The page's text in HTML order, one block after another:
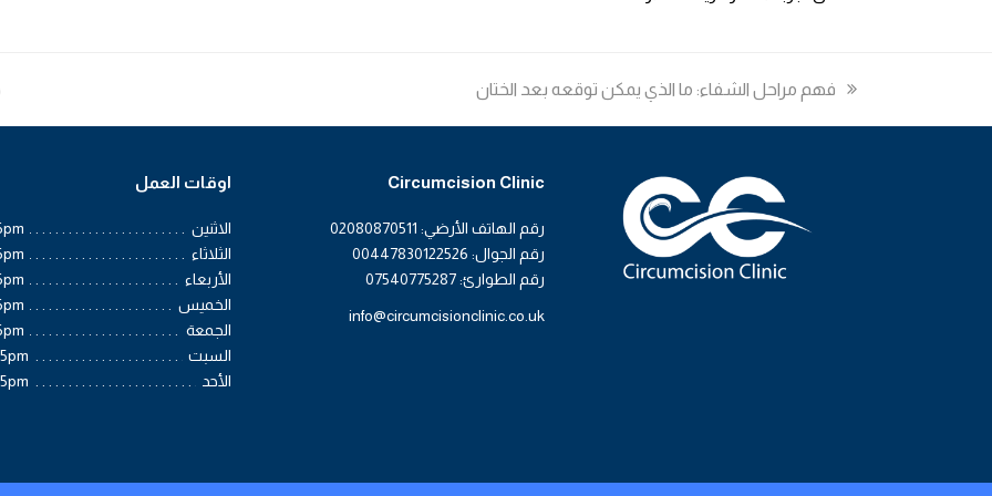
previous
فهم مراحل الشفاء: ما الذي يمكن توقعه بعد الختان
Circumcision Clinic
رقم الهاتف الأرضي: 02080870511
رقم الجوال: 00447830122526
رقم الطوارئ: 07540775287
info@circumcisionclinic.co.uk
اوقات العمل
الاثنين
الثلاثاء
الأربعاء
الخميس
الجمعة
السبت
الأحد